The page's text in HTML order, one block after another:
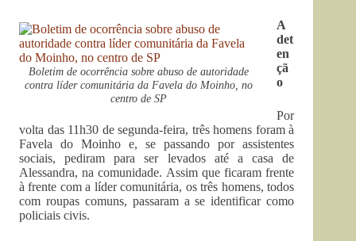
Boletim de ocorrência sobre abuso de autoridade
contra líder comunitária da Favela do Moinho, no
centro de SP
A
det
en
çã
o
Por
volta das 11h30 de segunda-feira, três homens foram à
Favela do Moinho e, se passando por assistentes
sociais, pediram para ser levados até a casa de
Alessandra, na comunidade. Assim que ficaram frente
à frente com a líder comunitária, os três homens, todos
com roupas comuns, passaram a se identificar como
policiais civis.